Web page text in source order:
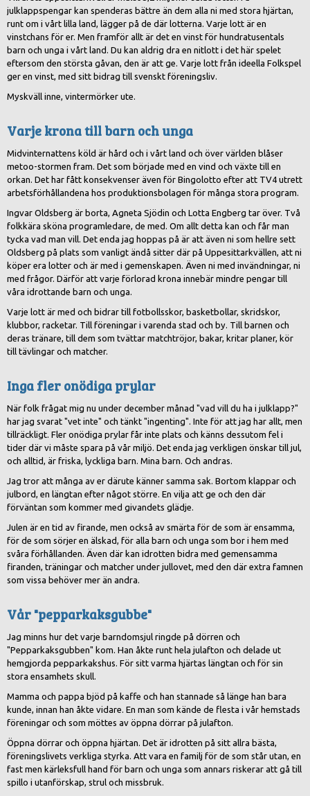
julklappspengar kan spenderas bättre än dem alla ni med stora hjärtan,
runt om i vårt lilla land, lägger på de där lotterna. Varje lott är en
vinstchans för er. Men framför allt är det en vinst för hundratusentals
barn och unga i vårt land. Du kan aldrig dra en nitlott i det här spelet
eftersom den största gåvan, den är att ge. Varje lott från ideella Folkspel
ger en vinst, med sitt bidrag till svenskt föreningsliv.
Myskväll inne, vintermörker ute.
Varje krona till barn och unga
Midvinternattens köld är hård och i vårt land och över världen blåser
metoo-stormen fram. Det som började med en vind och växte till en
orkan. Det har fått konsekvenser även för Bingolotto efter att TV4 utrett
arbetsförhållandena hos produktionsbolagen för många stora program.
Ingvar Oldsberg är borta, Agneta Sjödin och Lotta Engberg tar över. Två
folkkära sköna programledare, de med. Om allt detta kan och får man
tycka vad man vill. Det enda jag hoppas på är att även ni som hellre sett
Oldsberg på plats som vanligt ändå sitter där på Uppesittarkvällen, att ni
köper era lotter och är med i gemenskapen. Även ni med invändningar, ni
med frågor. Därför att varje förlorad krona innebär mindre pengar till
våra idrottande barn och unga.
Varje lott är med och bidrar till fotbollsskor, basketbollar, skridskor,
klubbor, racketar. Till föreningar i varenda stad och by. Till barnen och
deras tränare, till dem som tvättar matchtröjor, bakar, kritar planer, kör
till tävlingar och matcher.
Inga fler onödiga prylar
När folk frågat mig nu under december månad "vad vill du ha i julklapp?"
har jag svarat "vet inte" och tänkt "ingenting". Inte för att jag har allt, men
tillräckligt. Fler onödiga prylar får inte plats och känns dessutom fel i
tider där vi måste spara på vår miljö. Det enda jag verkligen önskar till jul,
och alltid, är friska, lyckliga barn. Mina barn. Och andras.
Jag tror att många av er därute känner samma sak. Bortom klappar och
julbord, en längtan efter något större. En vilja att ge och den där
förväntan som kommer med givandets glädje.
Julen är en tid av firande, men också av smärta för de som är ensamma,
för de som sörjer en älskad, för alla barn och unga som bor i hem med
svåra förhållanden. Även där kan idrotten bidra med gemensamma
firanden, träningar och matcher under jullovet, med den där extra famnen
som vissa behöver mer än andra.
Vår "pepparkaksgubbe"
Jag minns hur det varje barndomsjul ringde på dörren och
"Pepparkaksgubben" kom. Han åkte runt hela julafton och delade ut
hemgjorda pepparkakshus. För sitt varma hjärtas längtan och för sin
stora ensamhets skull.
Mamma och pappa bjöd på kaffe och han stannade så länge han bara
kunde, innan han åkte vidare. En man som kände de flesta i vår hemstads
föreningar och som möttes av öppna dörrar på julafton.
Öppna dörrar och öppna hjärtan. Det är idrotten på sitt allra bästa,
föreningslivets verkliga styrka. Att vara en familj för de som står utan, en
fast men kärleksfull hand för barn och unga som annars riskerar att gå till
spillo i utanförskap, strul och missbruk.